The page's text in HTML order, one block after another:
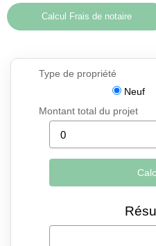
Calcul Frais de notaire